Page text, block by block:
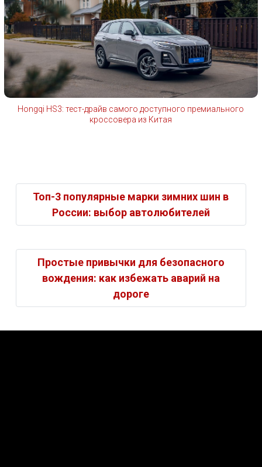
Hongqi HS3: тест-драйв самого доступного премиального
кроссовера из Китая
Топ-3 популярные марки зимних шин в
России: выбор автолюбителей
Простые привычки для безопасного
вождения: как избежать аварий на
дороге